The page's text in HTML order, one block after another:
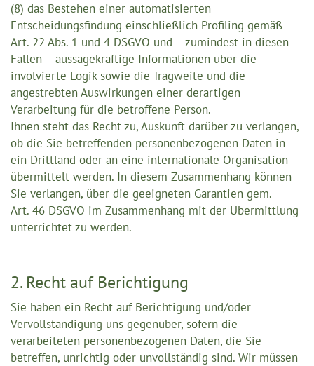
(8) das Bestehen einer automatisierten
Entscheidungsfindung einschließlich Profiling gemäß
Art. 22 Abs. 1 und 4 DSGVO und – zumindest in diesen
Fällen – aussagekräftige Informationen über die
involvierte Logik sowie die Tragweite und die
angestrebten Auswirkungen einer derartigen
Verarbeitung für die betroffene Person.
Ihnen steht das Recht zu, Auskunft darüber zu verlangen,
ob die Sie betreffenden personenbezogenen Daten in
ein Drittland oder an eine internationale Organisation
übermittelt werden. In diesem Zusammenhang können
Sie verlangen, über die geeigneten Garantien gem.
Art. 46 DSGVO im Zusammenhang mit der Übermittlung
unterrichtet zu werden.
2. Recht auf Berichtigung
Sie haben ein Recht auf Berichtigung und/oder
Vervollständigung uns gegenüber, sofern die
verarbeiteten personenbezogenen Daten, die Sie
betreffen, unrichtig oder unvollständig sind. Wir müssen